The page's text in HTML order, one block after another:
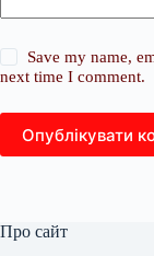
Save my name,
next time I comment.
Опублікувати
Про сайт